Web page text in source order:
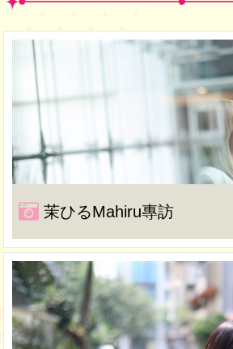
茉ひるMahiru專訪